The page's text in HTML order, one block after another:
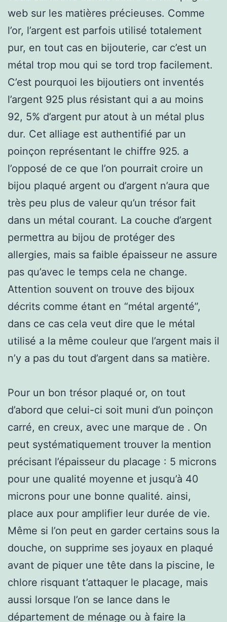
web sur les matières précieuses. Comme
l’or, l’argent est parfois utilisé totalement
pur, en tout cas en bijouterie, car c’est un
métal trop mou qui se tord trop facilement.
C’est pourquoi les bijoutiers ont inventés
l’argent 925 plus résistant qui a au moins
92, 5% d’argent pur atout à un métal plus
dur. Cet alliage est authentifié par un
poinçon représentant le chiffre 925. a
l’opposé de ce que l’on pourrait croire un
bijou plaqué argent ou d’argent n’aura que
très peu plus de valeur qu’un trésor fait
dans un métal courant. La couche d’argent
permettra au bijou de protéger des
allergies, mais sa faible épaisseur ne assure
pas qu’avec le temps cela ne change.
Attention souvent on trouve des bijoux
décrits comme étant en “métal argenté”,
dans ce cas cela veut dire que le métal
utilisé a la même couleur que l’argent mais il
n’y a pas du tout d’argent dans sa matière.
Pour un bon trésor plaqué or, on tout
d’abord que celui-ci soit muni d’un poinçon
carré, en creux, avec une marque de . On
peut systématiquement trouver la mention
précisant l’épaisseur du placage : 5 microns
pour une qualité moyenne et jusqu’à 40
microns pour une bonne qualité. ainsi,
place aux pour amplifier leur durée de vie.
Même si l’on peut en garder certains sous la
douche, on supprime ses joyaux en plaqué
avant de piquer une tête dans la piscine, le
chlore risquant t’attaquer le placage, mais
aussi lorsque l’on se lance dans le
département de ménage ou à faire la